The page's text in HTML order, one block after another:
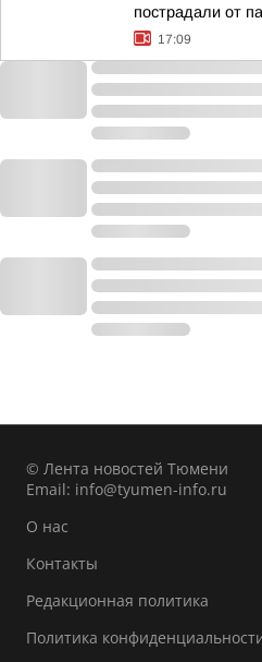
пострадали от
17:09
© Лента новостей Тюмени
Email: info@tyumen-info.ru
О нас
Контакты
Редакционная политика
Политика